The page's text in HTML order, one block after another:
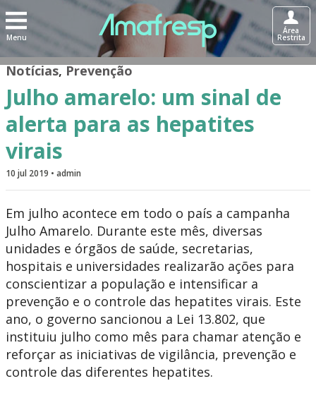
Menu
Área
Restrita
Notícias,Prevenção
Julho amarelo: um sinal de
alerta para as hepatites
virais
10 jul 2019 • admin
Em julho acontece em todo o país a campanha
Julho Amarelo. Durante este mês, diversas
unidades e órgãos de saúde, secretarias,
hospitais e universidades realizarão ações para
conscientizar a população e intensificar a
prevenção e o controle das hepatites virais. Este
ano, o governo sancionou a Lei 13.802, que
instituiu julho como mês para chamar atenção e
reforçar as iniciativas de vigilância, prevenção e
controle das diferentes hepatites.